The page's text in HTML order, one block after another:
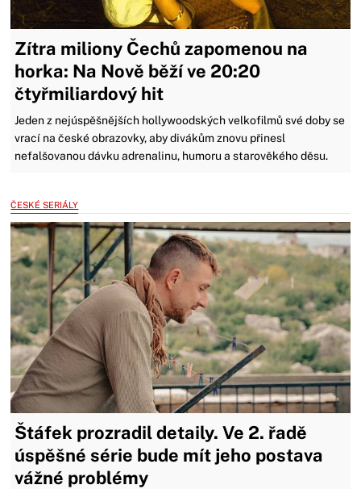
Zítra miliony Čechů zapomenou na
horka: Na Nově běží ve 20:20
čtyřmiliardový hit
Jeden z nejúspěšnějších hollywoodských velkofilmů své doby se
vrací na české obrazovky, aby divákům znovu přinesl
nefalšovanou dávku adrenalinu, humoru a starověkého děsu.
ČESKÉ SERIÁLY
Štáfek prozradil detaily. Ve 2. řadě
úspěšné série bude mít jeho postava
vážné problémy